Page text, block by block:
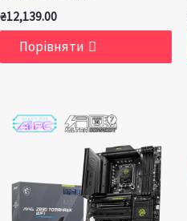
₴12,139.00
Порівняти